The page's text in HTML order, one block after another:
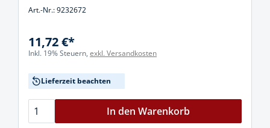
Art.-Nr.: 9232672
11,72 €*
Inkl. 19% Steuern, exkl. Versandkosten
Lieferzeit beachten
In den Warenkorb